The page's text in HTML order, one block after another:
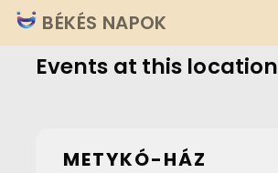
Ugrás
a
tartalomra
BÉKÉS NAPOK
Events at this location
METYKÓ-HÁZ